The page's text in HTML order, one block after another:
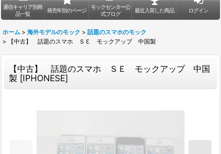
通信キャリア別商
品一覧
発売年別のページ
モックセンター公
式ブログ
最近入荷した商品 ログイン
ホーム > 海外モデルのモック > 話題のスマホのモック
>
【中古】 話題のスマホ ＳＥ モックアップ 中国製
【中古】 話題のスマホ ＳＥ モックアップ 中国
製 [IPHONESE]